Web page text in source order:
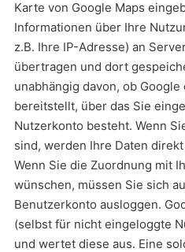
Karte von Google Maps
Informationen über Ihre
z.B. Ihre IP-Adresse) an
übertragen und dort
unabhängig davon, ob
bereitstellt, über das Sie
Nutzerkonto besteht. Wenn
sind, werden Ihre Daten
Wenn Sie die Zuordnung mit
wünschen, müssen Sie sich
Benutzerkonto ausloggen.
(selbst für nicht eingeloggte
und wertet diese aus. Eine